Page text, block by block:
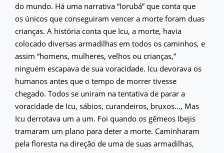
do mundo. Há uma narrativa “Iorubá” que conta que
os únicos que conseguiram vencer a morte foram duas
crianças. A história conta que Icu, a morte, havia
colocado diversas armadilhas em todos os caminhos, e
assim “homens, mulheres, velhos ou crianças,”
ninguém escapava de sua voracidade. Icu devorava os
humanos antes que o tempo de morrer tivesse
chegado. Todos se uniram na tentativa de parar a
voracidade de Icu, sábios, curandeiros, bruxos…, Mas
Icu derrotava um a um. Foi quando os gêmeos Ibejis
tramaram um plano para deter a morte. Caminharam
pela floresta na direção de uma de suas armadilhas,